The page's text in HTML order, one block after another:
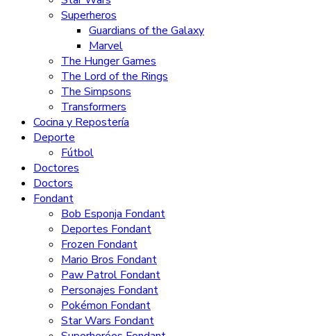
Superheros
Guardians of the Galaxy
Marvel
The Hunger Games
The Lord of the Rings
The Simpsons
Transformers
Cocina y Repostería
Deporte
Fútbol
Doctores
Doctors
Fondant
Bob Esponja Fondant
Deportes Fondant
Frozen Fondant
Mario Bros Fondant
Paw Patrol Fondant
Personajes Fondant
Pokémon Fondant
Star Wars Fondant